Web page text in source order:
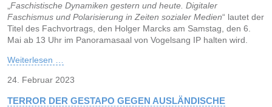
Faschistische Dynamiken gestern und heute. Digitaler
Faschismus und Polarisierung in Zeiten sozialer Medien“ lautet der
Titel des Fachvortrags, den Holger Marcks am Samstag, den 6.
Mai ab 13 Uhr im Panoramasaal von Vogelsang IP halten wird.
Weiterlesen …
24. Februar 2023
TERROR DER GESTAPO GEGEN AUSLÄNDISCHE